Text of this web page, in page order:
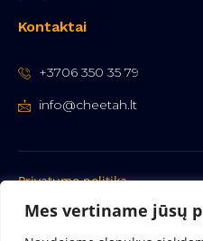
Mes vertiname jūsų
Kontaktai
+3706 350 35 79
info@cheetah.lt
Privatumo politika
Copyright ©